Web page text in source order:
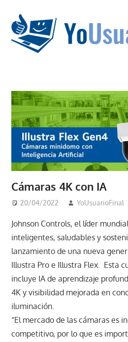
contenido
no
tiene
que
estar
en
chino
Cámaras 4K con IA
20/04/2022 YoUsuarioFinal
Johnson Controls, el líder
inteligentes, saludables y
lanzamiento de una nueva
Illustra Pro e Illustra Flex. Esta
incluye IA de aprendizaje
4K y visibilidad mejorada en
iluminación.
“El mercado de las cámaras es
competitivo, por lo que es